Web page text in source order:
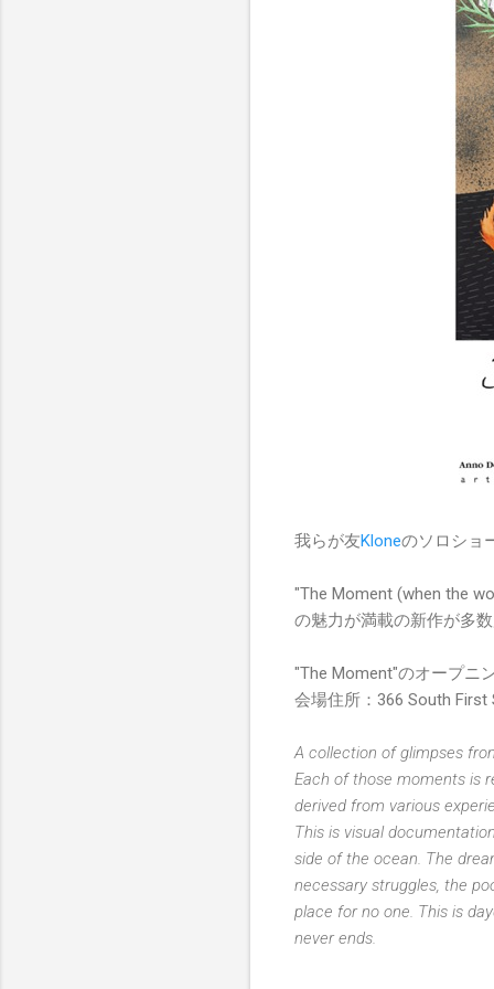
我らが友Kloneのソロショ
"The Moment (when the
の魅力が満載の新作が多数
"The Moment"のオープニ
会場住所：366 South First
A collection of glimpses
Each of those moments is
derived from various
This is visual
side of the ocean. The
necessary struggles, the
place for no one. This is
never ends.